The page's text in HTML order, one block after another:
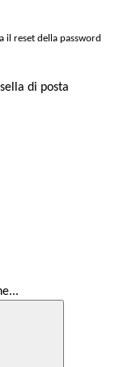
il reset della password
di posta